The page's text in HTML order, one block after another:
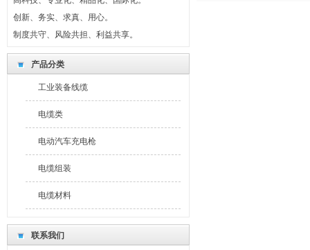
创新、务实、求真、用心。
制度共守、风险共担、利益共享。
我们坚持回报社会，奉献爱心。
产品的不断创新是持续发展的轨迹和标志。
产品质量和服务质量是公司发展的生命线。
品牌是公司产品及服务的一面明镜。
制度共守、风险共担、利益共享。
产品分类
工业装备线缆
电缆类
电动汽车充电枪
电缆组装
电缆材料
联系我们